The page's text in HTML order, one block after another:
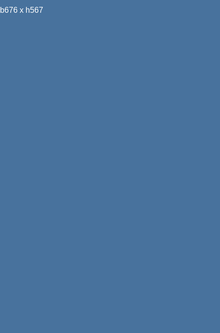
b676 x h567